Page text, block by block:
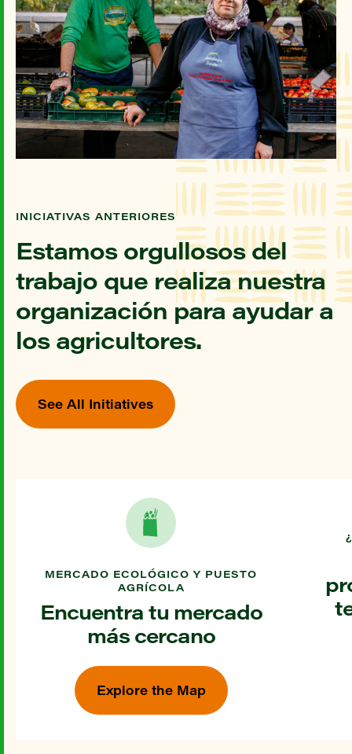
INICIATIVAS ANTERIORES
Estamos orgullosos del
trabajo que realiza nuestra
organización para ayudar a
los agricultores.
See All Initiatives
MERCADO ECOLÓGICO Y PUESTO
AGRÍCOLA
Encuentra tu mercado
más cercano
Explore the Map